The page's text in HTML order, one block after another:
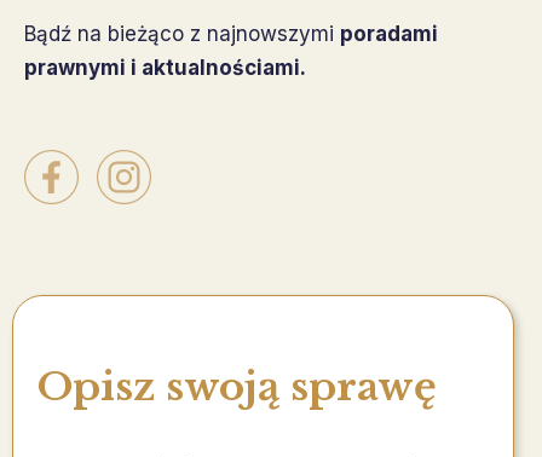
Bądź na bieżąco z najnowszymi poradami
prawnymi i aktualnościami.
Opisz swoją sprawę